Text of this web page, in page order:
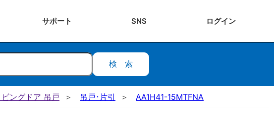
サポート SNS ログイン
検索
ングドア 吊戸 吊戸･片引 AA1H41-15MTFNA